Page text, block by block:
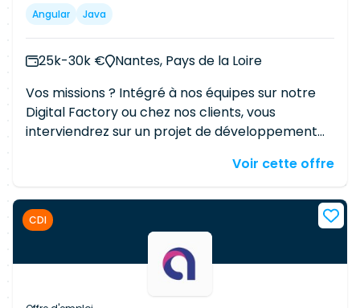
Angular Java
25k-30k €
Nantes, Pays de la Loire
Vos missions ? Intégré à nos équipes sur notre
Digital Factory ou chez nos clients, vous
interviendrez sur un projet de développement
Angular (H/F), vous assurez les missions
vous sont assignées en respectant les
spécifications - Le Code Review avec les autres
développeurs du projet - L'écriture de tests
unitaires et fonctionnels durant vos
développements - L'industrialisation de vos
Voir cette offre
CDI